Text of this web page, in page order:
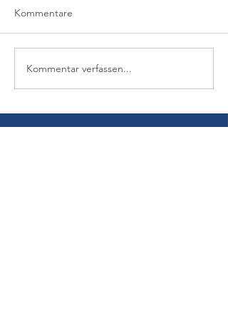
Kommentare
Kommentar verfassen...